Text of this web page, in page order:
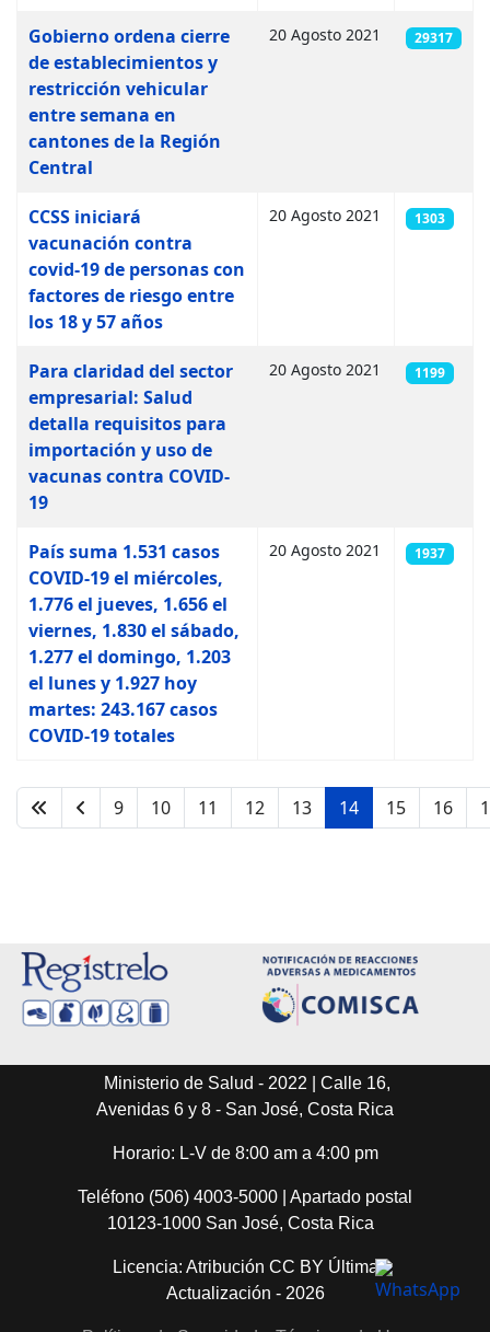
Gobierno ordena cierre
de establecimientos y
restricción vehicular
entre semana en
cantones de la Región
Central
20 Agosto 2021 29317
CCSS iniciará
vacunación contra
covid-19 de personas con
factores de riesgo entre
los 18 y 57 años
20 Agosto 2021 1303
Para claridad del sector
empresarial: Salud
detalla requisitos para
importación y uso de
vacunas contra COVID-
19
20 Agosto 2021 1199
País suma 1.531 casos
COVID-19 el miércoles,
1.776 el jueves, 1.656 el
viernes, 1.830 el sábado,
1.277 el domingo, 1.203
el lunes y 1.927 hoy
martes: 243.167 casos
COVID-19 totales
20 Agosto 2021 1937
Página 14 de 21
9 10 11 12 13 14 15 16
Ministerio de Salud - 2022 | Calle 16,
Avenidas 6 y 8 - San José, Costa Rica
Horario: L-V de 8:00 am a 4:00 pm
Teléfono (506) 4003-5000 | Apartado postal
10123-1000 San José, Costa Rica
Licencia: Atribución CC BY Última
Actualización - 2026